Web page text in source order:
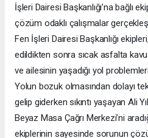
İşleri Dairesi Başkanlığı’na bağlı
çözüm odaklı çalışmalar
Fen İşleri Dairesi Başkanlığı
edildikten sonra sıcak asfalta
ve ailesinin yaşadığı yol
Yolun bozuk olmasından dolayı
gelip giderken sıkıntı yaşayan Ali
Beyaz Masa Çağrı Merkezi’ni
ekiplerinin sayesinde sorunun